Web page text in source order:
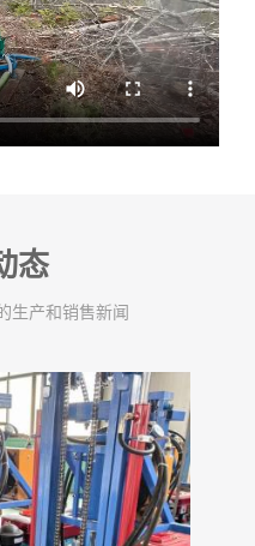
态
生产和销售新闻